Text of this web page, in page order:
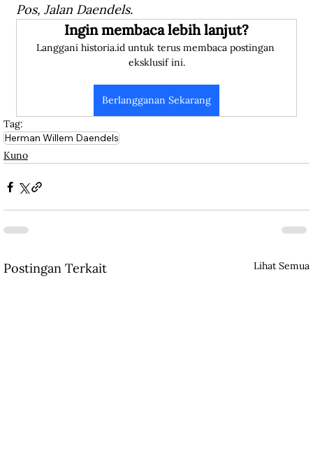
Pos, Jalan Daendels.
Ingin membaca lebih lanjut?
Langgani historia.id untuk terus membaca postingan
eksklusif ini.
Berlangganan Sekarang
Tag:
Herman Willem Daendels
Kuno
Postingan Terkait Lihat Semua